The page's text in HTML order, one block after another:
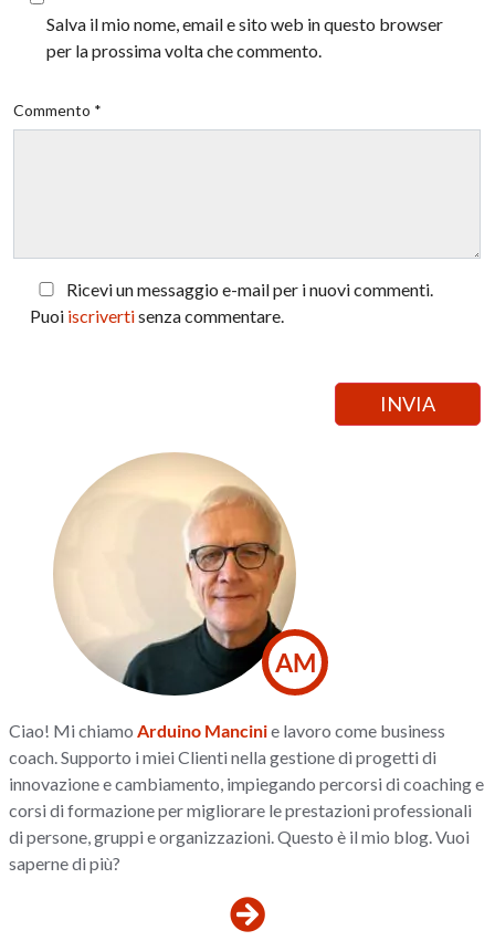
Salva il mio nome, email e sito web in questo browser
per la prossima volta che commento.
Commento *
Ricevi un messaggio e-mail per i nuovi commenti.
Puoi iscrivertisenza commentare.
AM
Ciao! Mi chiamoArduino Mancinie lavoro come business
coach. Supporto i miei Clienti nella gestione di progetti di
innovazione e cambiamento, impiegando percorsi di coaching e
corsi di formazione per migliorare le prestazioni professionali
di persone, gruppi e organizzazioni. Questo è il mio blog. Vuoi
saperne di più?